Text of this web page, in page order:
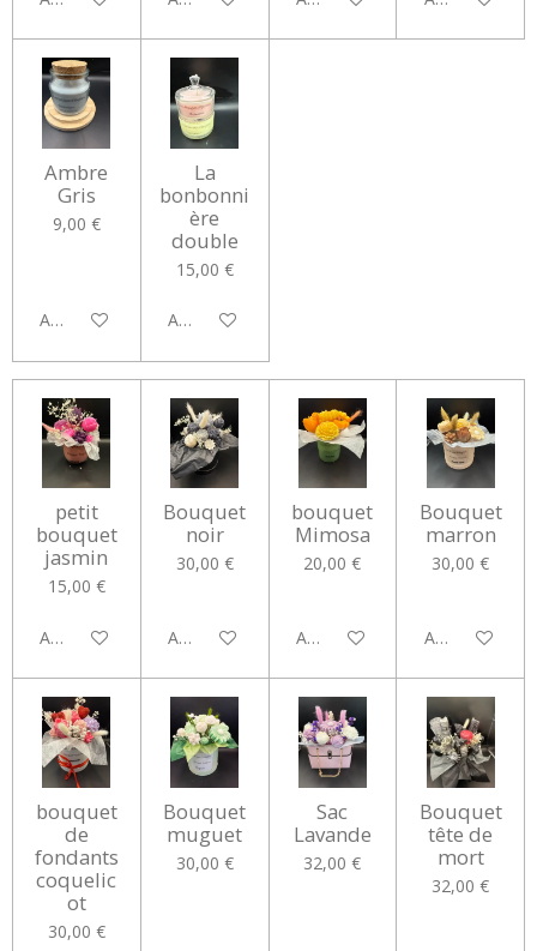
Ambre
Gris
9,00 €
Ajouter au panier
La
bonbonni
ère
double
15,00 €
Ajouter au panier
petit
bouquet
jasmin
15,00 €
Ajouter au panier
Bouquet
noir
30,00 €
Ajouter au panier
bouquet
Mimosa
20,00 €
Ajouter au panier
Bouquet
marron
30,00 €
Ajouter au
bouquet
de
fondants
coquelic
ot
30,00 €
Bouquet
muguet
30,00 €
Sac
Lavande
32,00 €
Bouquet
tête de
mort
32,00 €